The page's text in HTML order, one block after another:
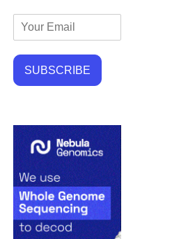
SUBSCRIBE